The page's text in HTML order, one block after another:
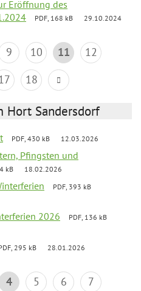
Eröffnung des
PDF, 168 kB 29.10.2024
9 10 11
12
18
Hort Sandersdorf
PDF, 430 kB 12.03.2026
Pfingsten und
kB 18.02.2026
PDF, 393 kB
2026
PDF, 136 kB
295 kB 28.01.2026
4 5 6
7